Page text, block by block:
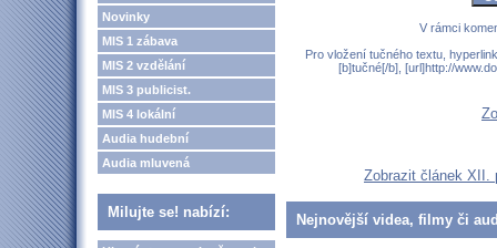
Novinky
MIS 1 zábava
MIS 2 vzdělání
MIS 3 publicist.
MIS 4 lokální
Audia hudební
Audia mluvená
Milujte se! nabízí:
V rámci
Pro vložení tučného textu,
[b]tučné[/b], [url]http://
Zobrazit článek XII.
Nejnovější videa, filmy či